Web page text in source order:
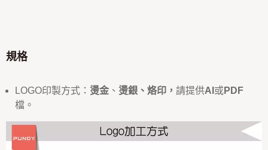
規格
LOGO印製方式： 燙金 、 燙銀、烙印 ， 請提供AI 或PDF
檔。